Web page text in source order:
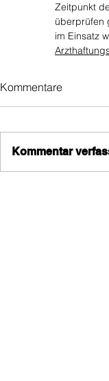
Zeitpunkt
überprüfen
im Einsatz
Kommentare
Kommentar